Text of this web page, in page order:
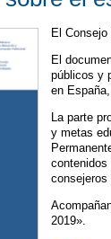
El
El
públicos y
en
La parte
y metas
consejeros
2019».